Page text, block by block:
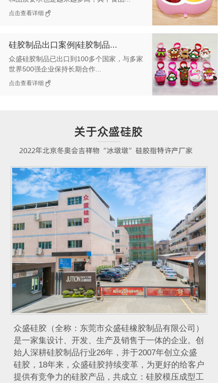
点击查看详细
硅胶制品出口案例|硅胶制品...
众盛硅胶制品已出口到100多个国家，与多家
世界500强企业保持长期合作...
点击查看详细
众盛硅胶（全称：东莞市众盛硅橡胶制品有限公司）
是一家集设计、开发、生产及销售于一体的企业。创
始人深耕硅胶制品行业26年，并于2007年创立众盛
硅胶，18年来，众盛硅胶持续变革，为更好的给客户
提供有竞争力的硅胶产品，共成立：硅胶模压成型工